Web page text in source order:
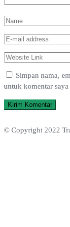
Simpan nama,
untuk komentar
© Copyright 2022